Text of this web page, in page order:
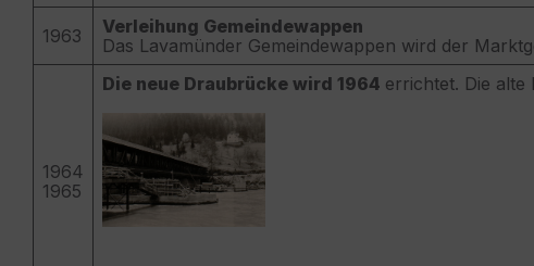
1963
Verleihung Gemeindewappen
Das Lavamünder Gemeindewappen wird der
1964
1965
Die neue Draubrücke wird 1964 errichtet. Die